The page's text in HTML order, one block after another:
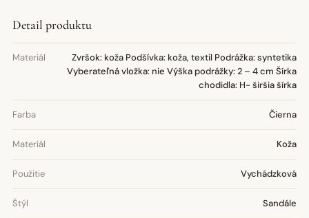
Detail produktu
Materiál
Zvršok: koža Podšívka: koža, textil Podrážka: syntetika
Vyberateľná vložka: nie Výška podrážky: 2 – 4 cm Šírka
chodidla: H- širšia šírka
Farba Čierna
Materiál Koža
Použitie Vychádzková
Štýl Sandále